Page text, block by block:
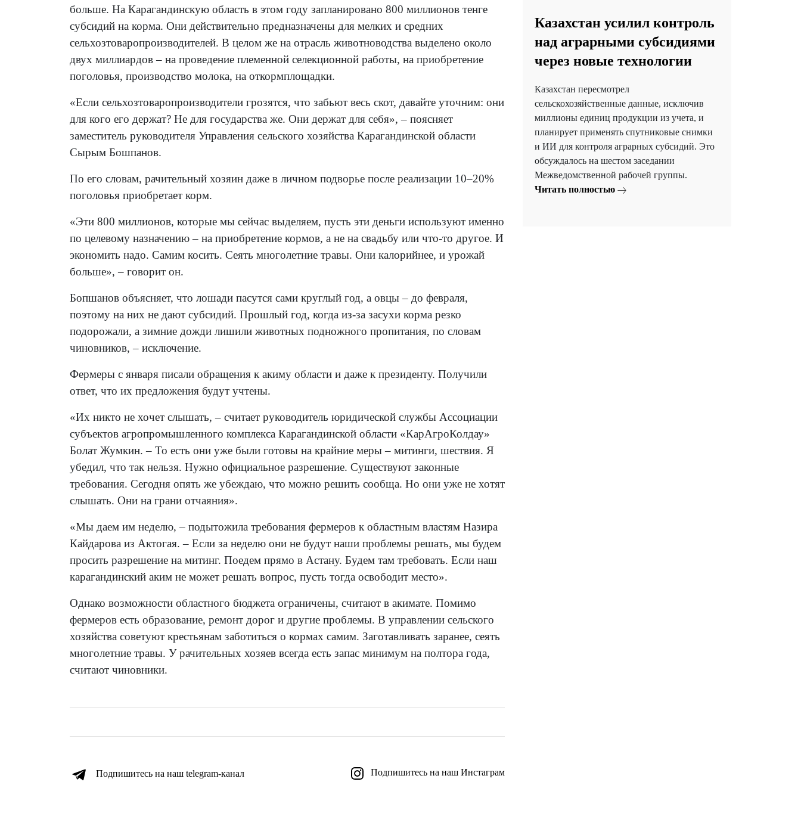
больше. На Карагандинскую область в этом году запланировано 800 миллионов тенге
субсидий на корма. Они действительно предназначены для мелких и средних
сельхозтоваропроизводителей. В целом же на отрасль животноводства выделено около
двух миллиардов – на проведение племенной селекционной работы, на приобретение
поголовья, производство молока, на откормплощадки.
«Если сельхозтоваропроизводители грозятся, что забьют весь скот, давайте уточним: они
для кого его держат? Не для государства же. Они держат для себя», – поясняет
заместитель руководителя Управления сельского хозяйства Карагандинской области
Сырым Бошпанов.
По его словам, рачительный хозяин даже в личном подворье после реализации 10–20%
поголовья приобретает корм.
«Эти 800 миллионов, которые мы сейчас выделяем, пусть эти деньги используют именно
по целевому назначению – на приобретение кормов, а не на свадьбу или что-то другое. И
экономить надо. Самим косить. Сеять многолетние травы. Они калорийнее, и урожай
больше», – говорит он.
Бопшанов объясняет, что лошади пасутся сами круглый год, а овцы – до февраля,
поэтому на них не дают субсидий. Прошлый год, когда из-за засухи корма резко
подорожали, а зимние дожди лишили животных подножного пропитания, по словам
чиновников, – исключение.
Фермеры с января писали обращения к акиму области и даже к президенту. Получили
ответ, что их предложения будут учтены.
«Их никто не хочет слышать, – считает руководитель юридической службы Ассоциации
субъектов агропромышленного комплекса Карагандинской области «КарАгроКолдау»
Болат Жумкин. – То есть они уже были готовы на крайние меры – митинги, шествия. Я
убедил, что так нельзя. Нужно официальное разрешение. Существуют законные
требования. Сегодня опять же убеждаю, что можно решить сообща. Но они уже не хотят
слышать. Они на грани отчаяния».
«Мы даем им неделю, – подытожила требования фермеров к областным властям Назира
Кайдарова из Актогая. – Если за неделю они не будут наши проблемы решать, мы будем
просить разрешение на митинг. Поедем прямо в Астану. Будем там требовать. Если наш
карагандинский аким не может решать вопрос, пусть тогда освободит место».
Однако возможности областного бюджета ограничены, считают в акимате. Помимо
фермеров есть образование, ремонт дорог и другие проблемы. В управлении сельского
хозяйства советуют крестьянам заботиться о кормах самим. Заготавливать заранее, сеять
многолетние травы. У рачительных хозяев всегда есть запас минимум на полтора года,
считают чиновники.
Подпишитесь на наш telegram-канал Подпишитесь на наш Инстаграм
Казахстан усилил контроль
над аграрными субсидиями
через новые технологии
Казахстан пересмотрел
сельскохозяйственные данные, исключив
миллионы единиц продукции из учета, и
планирует применять спутниковые снимки
и ИИ для контроля аграрных субсидий. Это
обсуждалось на шестом заседании
Межведомственной рабочей группы.
Читать полностью